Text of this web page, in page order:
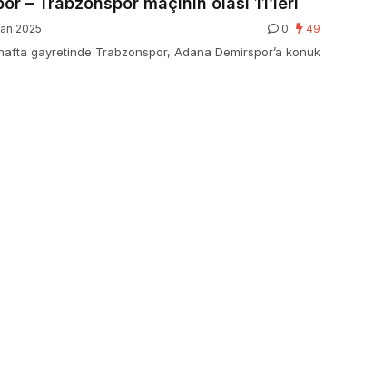
2025 0 49
gayretinde Trabzonspor, Adana Demirspor’a konuk